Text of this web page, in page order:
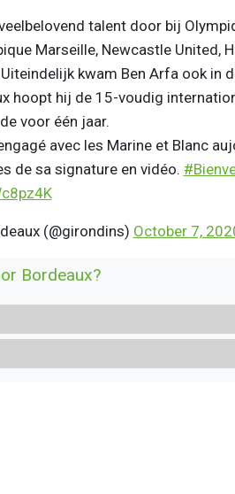
talent door bij
Marseille, Newcastle United,
kwam Ben Arfa ook in
hoopt hij de 15-voudig
voor één jaar.
avec les Marine et Blanc
de sa signature en vidéo.
(@girondins) October 7,
Bordeaux?